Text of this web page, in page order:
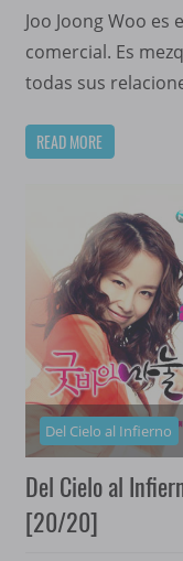
Joo Joong Woo es
comercial. Es
todas sus
READ MORE
Del Cielo al Infierno
Del Cielo al
[20/20]